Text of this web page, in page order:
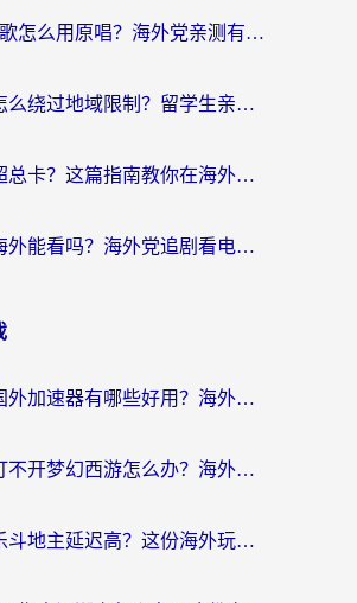
国外全民k歌怎么用原唱？海外党亲测有效的回国加速解决方案
海外酷狗怎么绕过地域限制？留学生亲测有效的回国加速器选择指南
国外看中超总卡？这篇指南教你在海外流畅看体育赛事+中文解说（附避坑技巧）
优酷视频海外能看吗？海外党追剧看电影的终极解决方案来了
闪耀暖暖国外加速器有哪些好用？海外党亲测的国服游戏加速终极指南
在柬埔寨打不开梦幻西游怎么办？海外玩家国服游戏加速终极指南
国外打欢乐斗地主延迟高？这份海外玩家国服游戏加速指南帮你解决卡顿烦恼